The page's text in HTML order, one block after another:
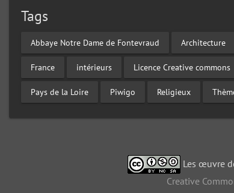
Tags
Abbaye Notre Dame de Fontevraud Architecture
France intérieurs Licence Creative commons
Pays de la Loire Piwigo Religieux
Les œuvre
Creative